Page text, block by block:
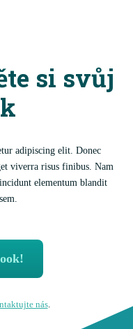
si svůj
adipiscing elit. Donec
viverra risus finibus. Nam
elementum blandit
nás.